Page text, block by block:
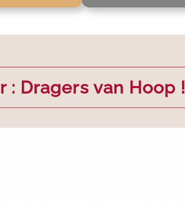
: Dragers van Hoop !